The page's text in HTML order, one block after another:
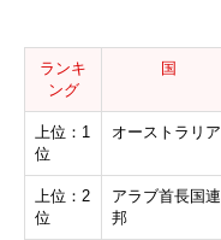
ランキ
ング
国
上位：1
位
オーストラリア
上位：2
位
アラブ首長国連
邦